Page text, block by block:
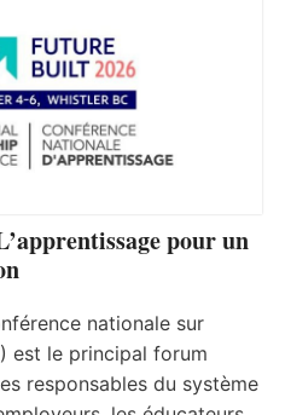
pour un
nationale sur
est le principal forum
responsables du système